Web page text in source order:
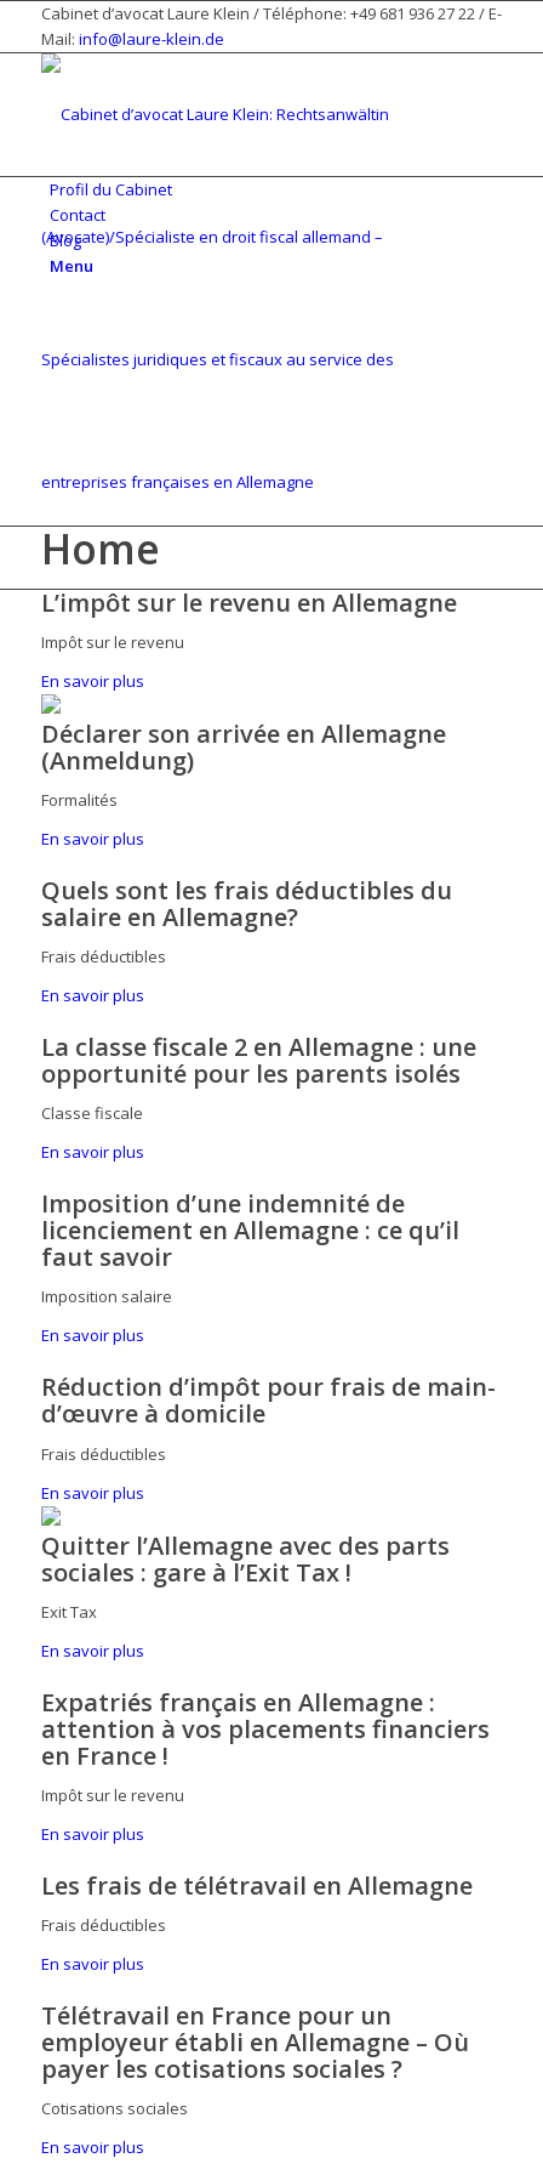
Cabinet d’avocat Laure Klein / Téléphone: +49 681 936 27 22 / E-
Mail: info@laure-klein.de
Profil du Cabinet
Contact
Blog
Menu
Home
L’impôt sur le revenu en Allemagne
Impôt sur le revenu
En savoir plus
Déclarer son arrivée en Allemagne
(Anmeldung)
Formalités
En savoir plus
Quels sont les frais déductibles du
salaire en Allemagne?
Frais déductibles
En savoir plus
La classe fiscale 2 en Allemagne : une
opportunité pour les parents isolés
Classe fiscale
En savoir plus
Imposition d’une indemnité de
licenciement en Allemagne : ce qu’il
faut savoir
Imposition salaire
En savoir plus
Réduction d’impôt pour frais de main-
d’œuvre à domicile
Frais déductibles
En savoir plus
Quitter l’Allemagne avec des parts
sociales : gare à l’Exit Tax !
Exit Tax
En savoir plus
Expatriés français en Allemagne :
attention à vos placements financiers
en France !
Impôt sur le revenu
En savoir plus
Les frais de télétravail en Allemagne
Frais déductibles
En savoir plus
Télétravail en France pour un
employeur établi en Allemagne – Où
payer les cotisations sociales ?
Cotisations sociales
En savoir plus